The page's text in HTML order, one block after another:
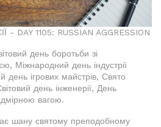
DAY 1105: RUSSIAN AGGRESSION
день боротьби зі
Міжнародний день індустрії
день ігрових майстрів, Свято
день інженерії, День
вагою.
шану святому преподобному